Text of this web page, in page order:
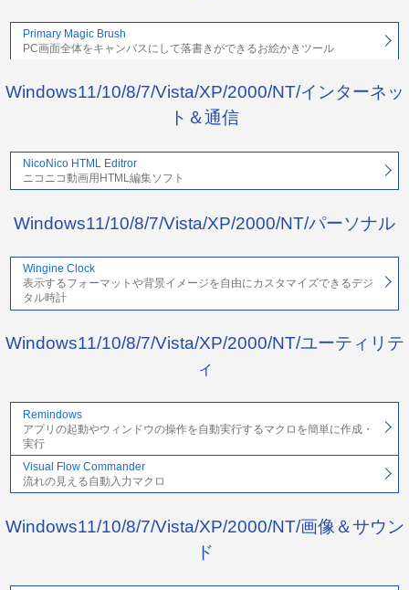
Primary Magic Brush
PC画面全体をキャンバスにして落書きができるお絵かきツール
Windows11/10/8/7/Vista/XP/2000/NT/インターネッ
ト＆通信
NicoNico HTML Editror
ニコニコ動画用HTML編集ソフト
Windows11/10/8/7/Vista/XP/2000/NT/パーソナル
Wingine Clock
表示するフォーマットや背景イメージを自由にカスタマイズできるデジ
タル時計
Windows11/10/8/7/Vista/XP/2000/NT/ユーティリテ
ィ
Remindows
アプリの起動やウィンドウの操作を自動実行するマクロを簡単に作成・
実行
Visual Flow Commander
流れの見える自動入力マクロ
Windows11/10/8/7/Vista/XP/2000/NT/画像＆サウン
ド